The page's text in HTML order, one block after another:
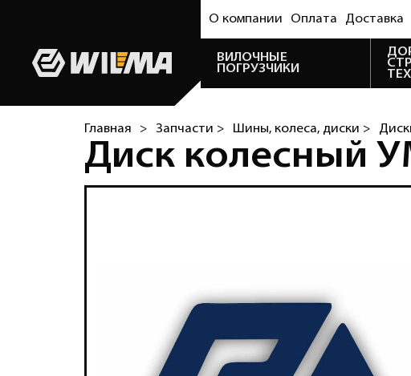
О компании Оплата Доставка
ВИЛОЧНЫЕ
ПОГРУЗЧИКИ
Главная > Запчасти > Шины, колеса, диски >
Диск колесный